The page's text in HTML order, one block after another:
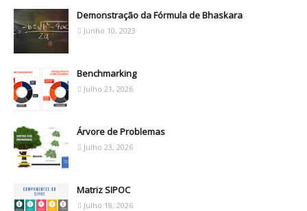
Demonstração da Fórmula de Bhaskara
Junho 10, 2023
Benchmarking
Julho 21, 2026
Árvore de Problemas
Julho 23, 2026
Matriz SIPOC
Julho 18, 2026